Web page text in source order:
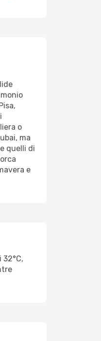
o
ma
quelli di
e